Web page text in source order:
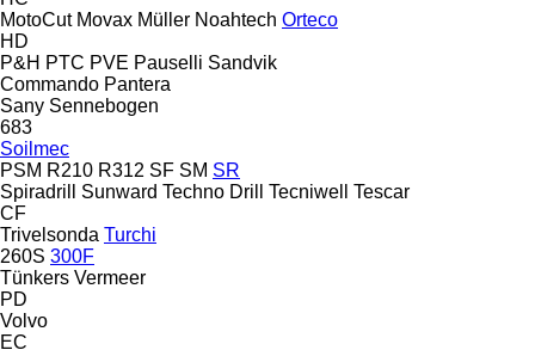
MotoCut Movax Müller Noahtech Orteco
HD
P&H PTC PVE Pauselli Sandvik
Commando Pantera
Sany Sennebogen
683
Soilmec
PSM R210 R312 SF SM SR
Spiradrill
Sunward Techno Drill Tecniwell
Tescar
CF
Trivelsonda Turchi
260S 300F
Tünkers Vermeer
PD
Volvo
EC